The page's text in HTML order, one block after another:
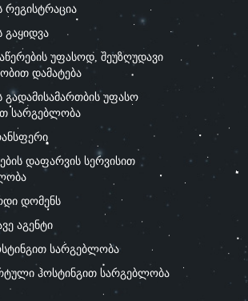
რეგისტრაცია
გაყიდვა
უფასოდ, შეუზღუდავი
დამატება
გადამისამართბის უფასო
სარგებლობა
დაფარვის სერვისით
დომენს
აგენტი
სარგებლობა
ჰოსტინგით სარგებლობა